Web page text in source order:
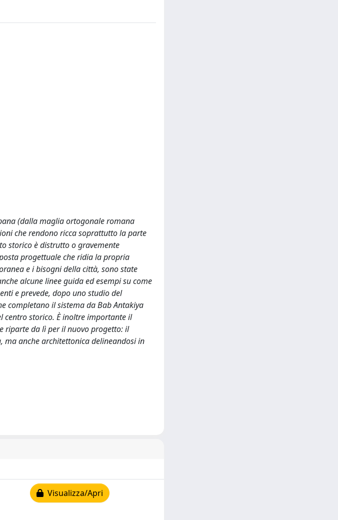
(dalla maglia ortogonale romana
che rendono ricca soprattutto la parte
storico è distrutto o gravemente
progettuale che ridia la propria
e i bisogni della città, sono state
alcune linee guida ed esempi su come
e prevede, dopo uno studio del
completano il sistema da Bab Antakiya
centro storico. È inoltre importante il
riparte da lì per il nuovo progetto: il
ma anche architettonica delineandosi in
Visualizza/Apri